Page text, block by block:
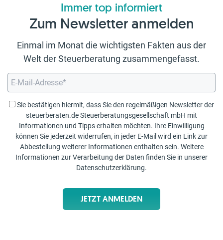
Immer top informiert
Zum Newsletter anmelden
Einmal im Monat die wichtigsten Fakten aus der
Welt der Steuerberatung zusammengefasst.
Sie bestätigen hiermit, dass Sie den regelmäßigen Newsletter der
steuerberaten.de Steuerberatungsgesellschaft mbH mit
Informationen und Tipps erhalten möchten. Ihre Einwilligung
können Sie jederzeit widerrufen, in jeder E-Mail wird ein Link zur
Abbestellung weiterer Informationen enthalten sein. Weitere
Informationen zur Verarbeitung der Daten finden Sie in unserer
Datenschutzerklärung.
JETZT ANMELDEN